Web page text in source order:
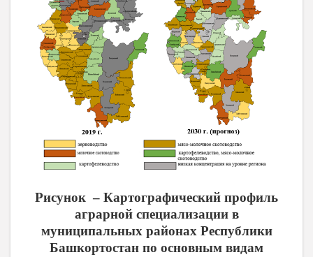
Рисунок – Картографический профиль
аграрной специализации в
муниципальных районах Республики
Башкортостан по основным видам